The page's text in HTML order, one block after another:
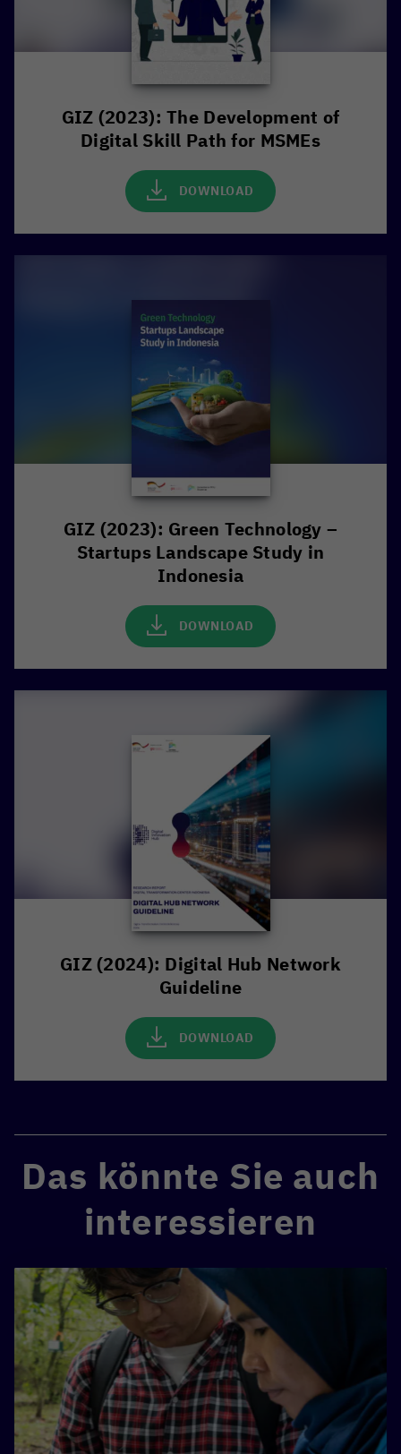
GIZ (2023): The Development of
Digital Skill Path for MSMEs
DOWNLOAD
GIZ (2023): Green Technology –
Startups Landscape Study in
Indonesia
DOWNLOAD
GIZ (2024): Digital Hub Network
Guideline
DOWNLOAD
Das könnte Sie auch
interessieren